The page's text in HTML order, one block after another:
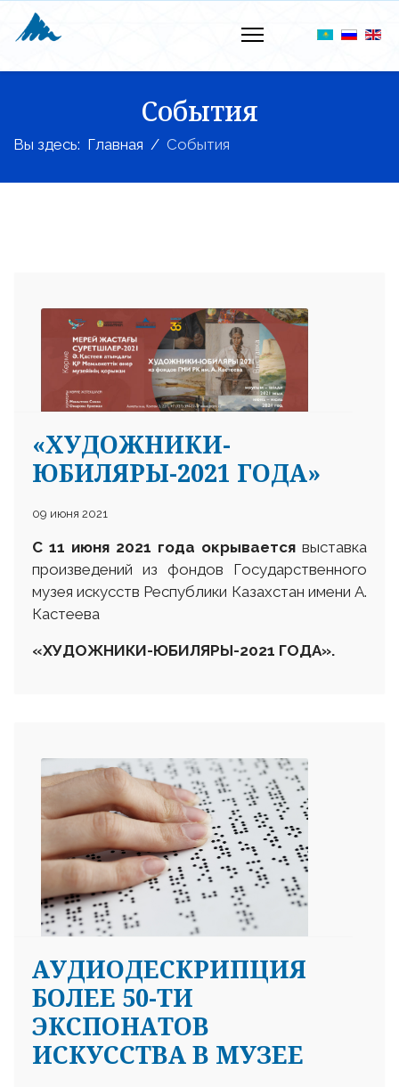
События
Вы здесь: Главная События
«ХУДОЖНИКИ-
ЮБИЛЯРЫ-2021 ГОДА»
09 июня 2021
С 11 июня 2021 года окрывается выставка
произведений из фондов Государственного
музея искусств Республики Казахстан имени А.
Кастеева
«ХУДОЖНИКИ-ЮБИЛЯРЫ-2021 ГОДА».
АУДИОДЕСКРИПЦИЯ
БОЛЕЕ 50-ТИ
ЭКСПОНАТОВ
ИСКУССТВА В МУЗЕЕ
23 97